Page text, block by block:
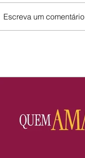
Escreva um comentário